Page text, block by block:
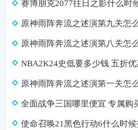
赛博朋克2077往日之影什么时候适合入手 超值
原神雨阵奔流之述演第九关怎么过 第九关如从山
原神雨阵奔流之述演第八关怎么过 第八关更多
NBA2K24史低要多少钱 五折
原神雨阵奔流之述演第一关怎么过 第一关
全面战争三国哪里便宜 专属购买渠
使命召唤21黑色行动6什么时候打折 steam正版